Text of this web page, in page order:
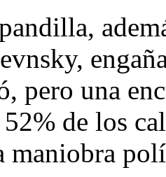
pero una
de los
maniobra